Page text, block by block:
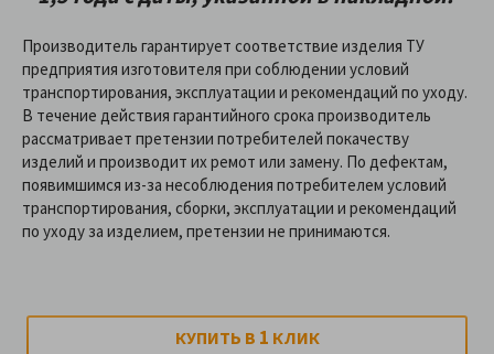
Производитель гарантирует соответствие изделия ТУ
предприятия изготовителя при соблюдении условий
транспортирования, эксплуатации и рекомендаций по уходу.
В течение действия гарантийного срока производитель
рассматривает претензии потребителей покачеству
изделий и производит их ремот или замену. По дефектам,
появимшимся из-за несоблюдения потребителем условий
транспортирования, сборки, эксплуатации и рекомендаций
по уходу за изделием, претензии не принимаются.
КУПИТЬ В 1 КЛИК